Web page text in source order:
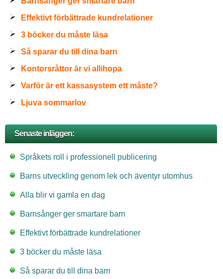
Effektivt förbättrade kundrelationer
3 böcker du måste läsa
Så sparar du till dina barn
Kontorsråttor är vi allihopa
Varför är ett kassasystem ett måste?
Ljuva sommarlov
Senaste inläggen:
Språkets roll i professionell publicering
Barns utveckling genom lek och äventyr utomhus
Alla blir vi gamla en dag
Barnsånger ger smartare barn
Effektivt förbättrade kundrelationer
3 böcker du måste läsa
Så sparar du till dina barn